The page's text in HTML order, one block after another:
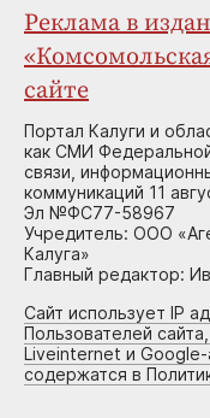
Реклама в
сайте
Портал Калуги и
как СМИ
связи,
коммуникаций 11
Эл №ФС77-58967
Учредитель: ООО
Калуга»
Главный редактор:
Сайт использует IP
Пользователей
Liveinternet и Google-
содержатся в